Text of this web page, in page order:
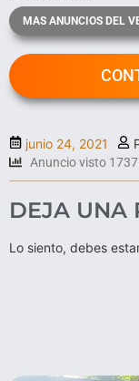
MAS ANUNCIOS DEL
junio 24, 2021
Anuncio visto 1737
DEJA UNA
Lo siento, debes